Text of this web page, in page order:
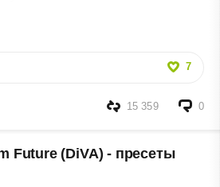
7
0
15 359
Future (DiVA) - пресеты